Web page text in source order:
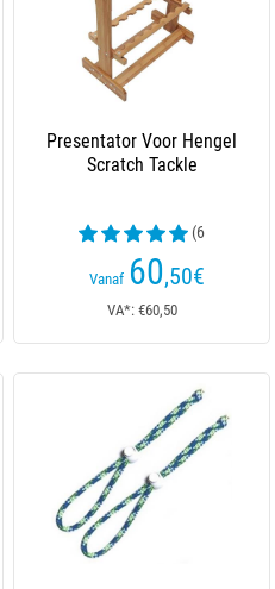
Presentator Voor Hengel
Scratch Tackle
(6
beoordelingen)
Vanaf 60,50€
VA*: €60,50